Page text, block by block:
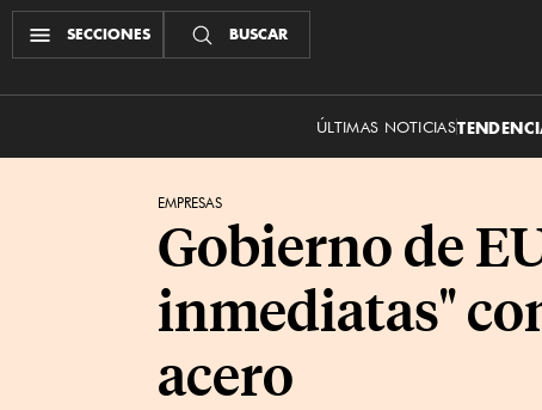
SECCIONES BUSCAR
ÚLTIMAS NOTICIAS
EMPRESAS
Gobierno de
inmediatas"
acero